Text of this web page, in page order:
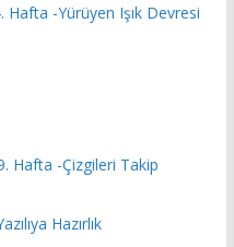
-Yürüyen Işık Devresi
Hafta -Çizgileri Takip
Hazırlık